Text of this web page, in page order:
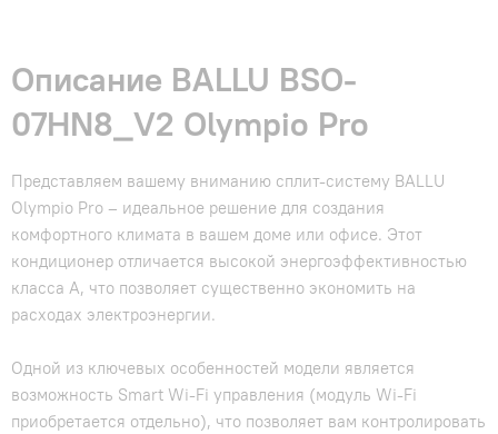
Описание BALLU BSO-
07HN8_V2 Olympio Pro
Представляем вашему вниманию сплит-систему BALLU
Olympio Pro – идеальное решение для создания
комфортного климата в вашем доме или офисе. Этот
кондиционер отличается высокой энергоэффективностью
класса А, что позволяет существенно экономить на
расходах электроэнергии.
Одной из ключевых особенностей модели является
возможность Smart Wi-Fi управления (модуль Wi-Fi
приобретается отдельно), что позволяет вам контролировать